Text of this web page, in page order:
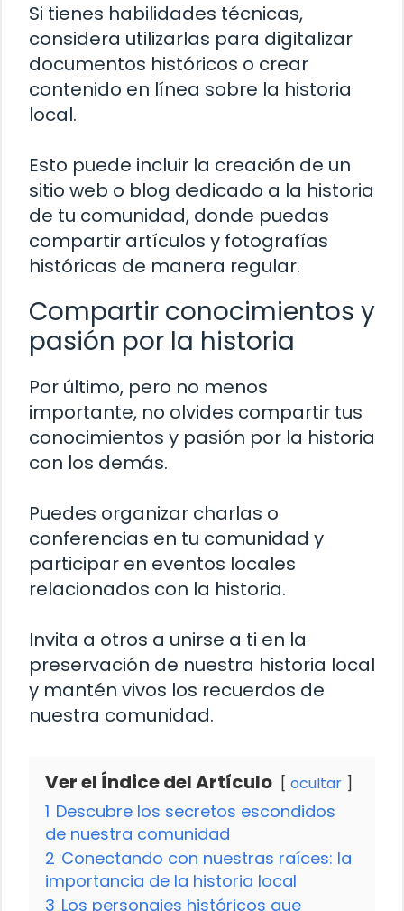
Si tienes habilidades técnicas,
considera utilizarlas para digitalizar
documentos históricos o crear
contenido en línea sobre la historia
local.
Esto puede incluir la creación de un
sitio web o blog dedicado a la historia
de tu comunidad, donde puedas
compartir artículos y fotografías
históricas de manera regular.
Compartir conocimientos y
pasión por la historia
Por último, pero no menos
importante, no olvides compartir tus
conocimientos y pasión por la historia
con los demás.
Puedes organizar charlas o
conferencias en tu comunidad y
participar en eventos locales
relacionados con la historia.
Invita a otros a unirse a ti en la
preservación de nuestra historia local
y mantén vivos los recuerdos de
nuestra comunidad.
Ver el Índice del Artículo ocultar
1 Descubre los secretos escondidos
de nuestra comunidad
2 Conectando con nuestras raíces: la
importancia de la historia local
3 Los personajes históricos que